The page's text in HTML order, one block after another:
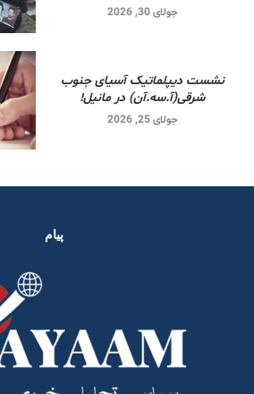
جولای 30, 2026
نشست دیپلماتیک آسیای جنوب
شرقی‌(آ.سه.آن) در مانیل!
جولای 25, 2026
پیام